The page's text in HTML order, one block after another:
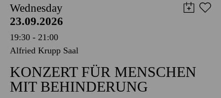
Wednesday
23.09.2026
19:30 - 21:00
Alfried Krupp Saal
KONZERT FÜR MENSCHEN
MIT BEHINDERUNG